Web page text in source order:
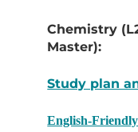
Chemistry
Master):
Study plan
English-